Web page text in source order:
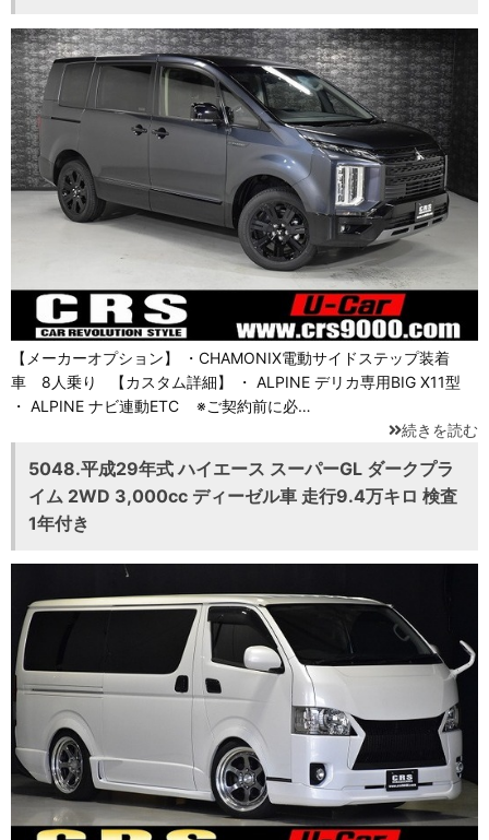
【メーカーオプション】 ・CHAMONIX電動サイドステップ装着
車 8人乗り 【カスタム詳細】 ・ ALPINE デリカ専用BIG X11型
・ ALPINE ナビ連動ETC ※ご契約前に必…
続きを読む
5048.平成29年式 ハイエース スーパーGL ダークプラ
イム 2WD 3,000cc ディーゼル車 走行9.4万キロ 検査
1年付き